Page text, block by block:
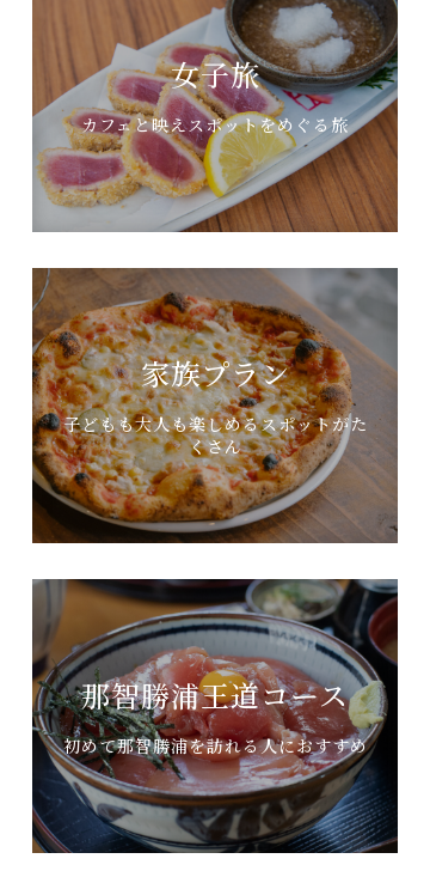
女子旅
カフェと映えスポットをめぐる旅
家族プラン
子どもも大人も楽しめるスポットがた
くさん
那智勝浦王道コース
初めて那智勝浦を訪れる人におすすめ